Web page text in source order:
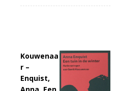
Kouwenaa
r –
Enquist,